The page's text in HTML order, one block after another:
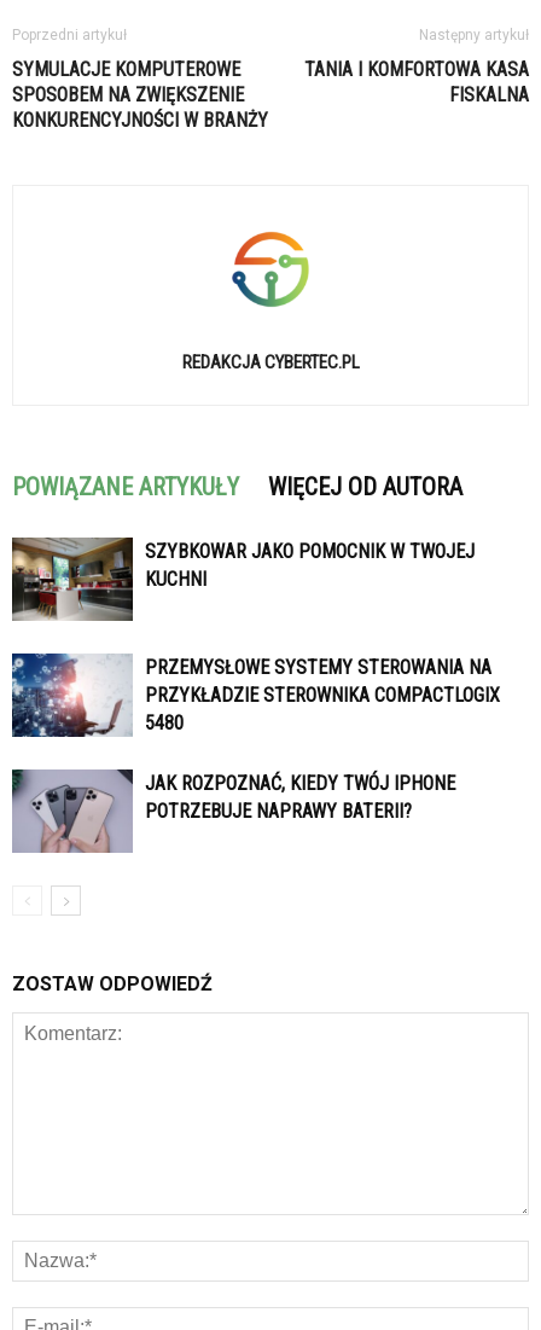
Poprzedni artykuł
SYMULACJE KOMPUTEROWE
SPOSOBEM NA ZWIĘKSZENIE
KONKURENCYJNOŚCI W BRANŻY
Następny artykuł
TANIA I KOMFORTOWA KASA
FISKALNA
REDAKCJA CYBERTEC.PL
POWIĄZANE ARTYKUŁY WIĘCEJ OD AUTORA
SZYBKOWAR JAKO POMOCNIK W TWOJEJ
KUCHNI
PRZEMYSŁOWE SYSTEMY STEROWANIA NA
PRZYKŁADZIE STEROWNIKA COMPACTLOGIX
5480
JAK ROZPOZNAĆ, KIEDY TWÓJ IPHONE
POTRZEBUJE NAPRAWY BATERII?
ZOSTAW ODPOWIEDŹ